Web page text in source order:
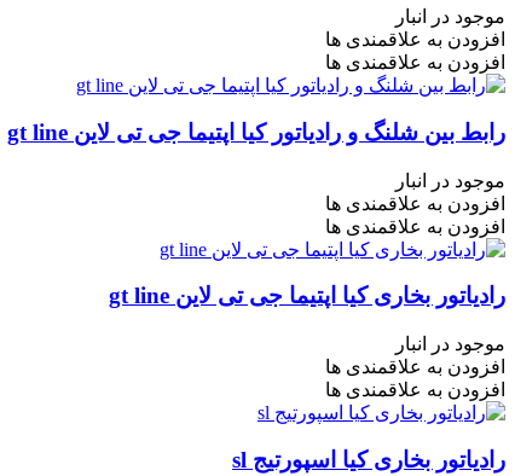
موجود در انبار
افزودن به علاقمندی ها
افزودن به علاقمندی ها
رابط بین شلنگ و رادیاتور کیا اپتیما جی تی لاین gt line
موجود در انبار
افزودن به علاقمندی ها
افزودن به علاقمندی ها
رادیاتور بخاری کیا اپتیما جی تی لاین gt line
موجود در انبار
افزودن به علاقمندی ها
افزودن به علاقمندی ها
رادیاتور بخاری کیا اسپورتیج sl